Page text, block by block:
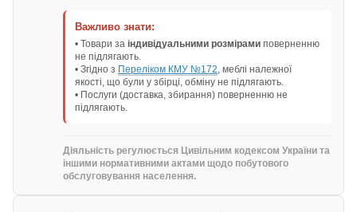
Важливо знати:
• Товари за індивідуальними розмірами поверненню
не підлягають.
• Згідно з Переліком КМУ №172 , меблі належної
якості, що були у збірці, обміну не підлягають.
• Послуги (доставка, збирання) поверненню не
підлягають.
Діяльність регулюється Цивільним кодексом України та
іншими нормативними актами щодо побутового
обслуговування населення.